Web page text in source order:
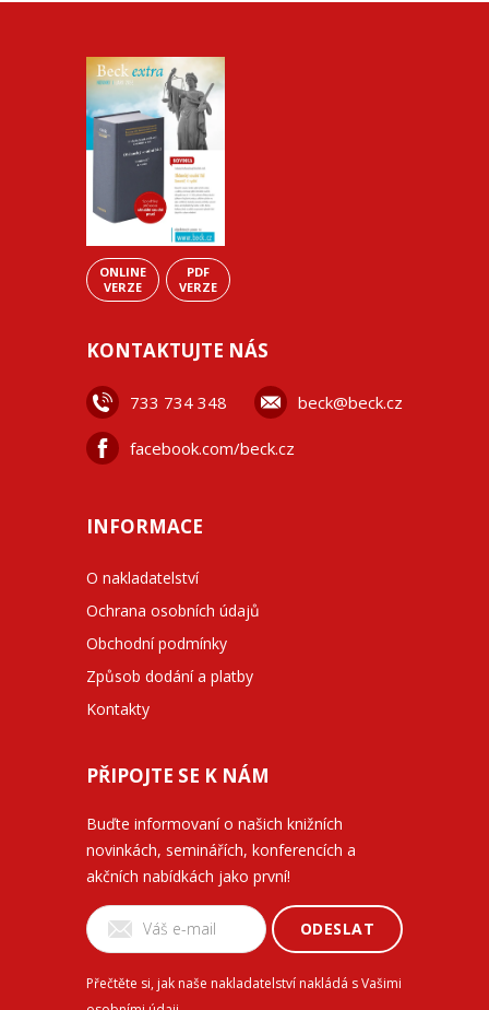
ONLINE
VERZE
PDF
VERZE
KONTAKTUJTE NÁS
733 734 348 beck@beck.cz
facebook.com/beck.cz
INFORMACE
O nakladatelství
Ochrana osobních údajů
Obchodní podmínky
Způsob dodání a platby
Kontakty
PŘIPOJTE SE K NÁM
Buďte informovaní o našich knižních
novinkách, seminářích, konferencích a
akčních nabídkách jako první!
ODESLAT
Přečtěte si, jak naše nakladatelství nakládá s Vašimi